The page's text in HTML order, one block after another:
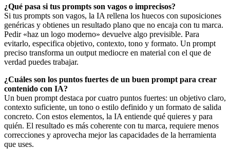
¿Qué pasa si tus prompts son vagos o imprecisos?
Si tus prompts son vagos, la IA rellena los huecos con suposiciones
genéricas y obtienes un resultado plano que no encaja con tu marca.
Pedir «haz un logo moderno» devuelve algo previsible. Para
evitarlo, especifica objetivo, contexto, tono y formato. Un prompt
preciso transforma un output mediocre en material con el que de
verdad puedes trabajar.
¿Cuáles son los puntos fuertes de un buen prompt para crear
contenido con IA?
Un buen prompt destaca por cuatro puntos fuertes: un objetivo claro,
contexto suficiente, un tono o estilo definido y un formato de salida
concreto. Con estos elementos, la IA entiende qué quieres y para
quién. El resultado es más coherente con tu marca, requiere menos
correcciones y aprovecha mejor las capacidades de la herramienta
que uses.